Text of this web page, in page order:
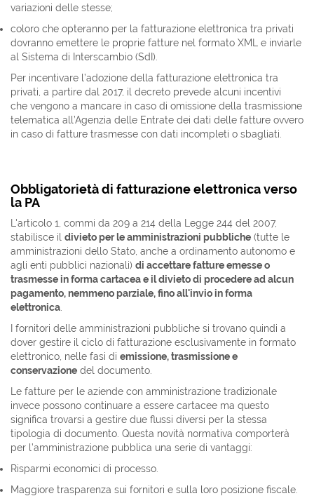
variazioni delle stesse;
coloro che opteranno per la fatturazione elettronica tra privati
dovranno emettere le proprie fatture nel formato XML e inviarle
al Sistema di Interscambio (SdI).
Per incentivare l’adozione della fatturazione elettronica tra
privati, a partire dal 2017, il decreto prevede alcuni incentivi
che vengono a mancare in caso di omissione della trasmissione
telematica all’Agenzia delle Entrate dei dati delle fatture ovvero
in caso di fatture trasmesse con dati incompleti o sbagliati.
Obbligatorietà di fatturazione elettronica verso
la PA
L'articolo 1, commi da 209 a 214 della Legge 244 del 2007,
stabilisce il divieto per le amministrazioni pubbliche (tutte le
amministrazioni dello Stato, anche a ordinamento autonomo e
agli enti pubblici nazionali) di accettare fatture emesse o
trasmesse in forma cartacea e il divieto di procedere ad alcun
pagamento, nemmeno parziale, fino all'invio in forma
elettronica
I fornitori delle amministrazioni pubbliche si trovano quindi a
dover gestire il ciclo di fatturazione esclusivamente in formato
elettronico, nelle fasi di emissione, trasmissione e
conservazione del documento.
Le fatture per le aziende con amministrazione tradizionale
invece possono continuare a essere cartacee ma questo
significa trovarsi a gestire due flussi diversi per la stessa
tipologia di documento. Questa novità normativa comporterà
per l’amministrazione pubblica una serie di vantaggi:
Risparmi economici di processo.
Maggiore trasparenza sui fornitori e sulla loro posizione fiscale.